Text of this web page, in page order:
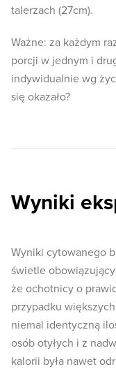
talerzach (27cm).
Ważne: za każdym
porcji w jednym i
indywidualnie wg
się okazało?
Wyniki
Wyniki cytowanego
świetle
że ochotnicy o
przypadku
niemal identyczną
osób otyłych i z
kalorii była nawet